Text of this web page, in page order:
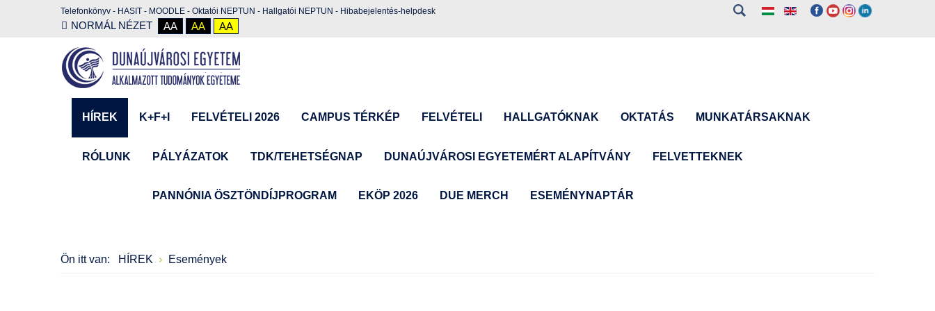
Telefonkönyv - HASIT - MOODLE - Oktatói NEPTUN - Hallgatói NEPTUN - Hibabejelentés-helpdesk
NORMÁL NÉZET AA AA AA
HÍREK K+F+I FELVÉTELI 2026 CAMPUS TÉRKÉP FELVÉTELI HALLGATÓKNAK OKTATÁS MUNKATÁRSAKNAK
RÓLUNK PÁLYÁZATOK TDK/TEHETSÉGNAP DUNAÚJVÁROSI EGYETEMÉRT ALAPÍTVÁNY FELVETTEKNEK
PANNÓNIA ÖSZTÖNDÍJPROGRAM EKÖP 2026 DUE MERCH ESEMÉNYNAPTÁR
Ön itt van: HÍREK Események